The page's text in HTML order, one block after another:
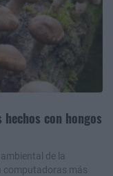
con hongos
de la
computadoras más